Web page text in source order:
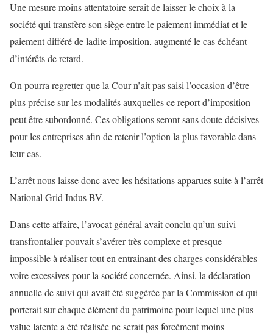
Une mesure moins attentatoire serait de laisser le choix à la
société qui transfère son siège entre le paiement immédiat et le
paiement différé de ladite imposition, augmenté le cas échéant
d’intérêts de retard.
On pourra regretter que la Cour n’ait pas saisi l’occasion d’être
plus précise sur les modalités auxquelles ce report d’imposition
peut être subordonné. Ces obligations seront sans doute décisives
pour les entreprises afin de retenir l’option la plus favorable dans
leur cas.
L’arrêt nous laisse donc avec les hésitations apparues suite à l’arrêt
National Grid Indus BV.
Dans cette affaire, l’avocat général avait conclu qu’un suivi
transfrontalier pouvait s’avérer très complexe et presque
impossible à réaliser tout en entrainant des charges considérables
voire excessives pour la société concernée. Ainsi, la déclaration
annuelle de suivi qui avait été suggérée par la Commission et qui
porterait sur chaque élément du patrimoine pour lequel une plus-
value latente a été réalisée ne serait pas forcément moins